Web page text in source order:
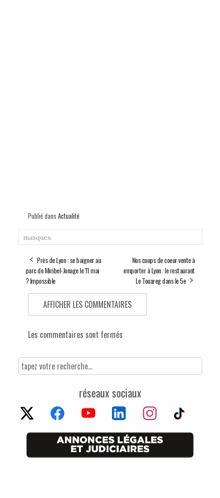
Publié dans Actualité
masques
Près de Lyon : se baigner au
parc de Miribel-Jonage le 11 mai
? Impossible
Nos coups de coeur vente à
emporter à Lyon : le restaurant
Le Touareg dans le 5e
AFFICHER LES COMMENTAIRES
Les commentaires sont fermés
réseaux sociaux